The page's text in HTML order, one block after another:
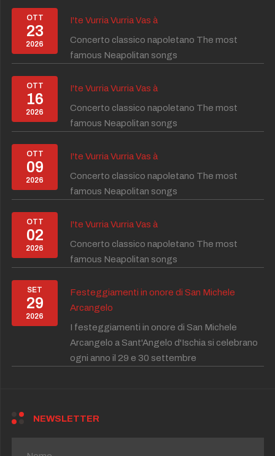
OTT
23
2026
I'te Vurria Vurria Vas à
Concerto classico napoletano The most
famous Neapolitan songs
OTT
16
2026
I'te Vurria Vurria Vas à
Concerto classico napoletano The most
famous Neapolitan songs
OTT
09
2026
I'te Vurria Vurria Vas à
Concerto classico napoletano The most
famous Neapolitan songs
OTT
02
2026
I'te Vurria Vurria Vas à
Concerto classico napoletano The most
famous Neapolitan songs
SET
29
2026
Festeggiamenti in onore di San Michele
Arcangelo
I festeggiamenti in onore di San Michele
Arcangelo a Sant'Angelo d'Ischia si celebrano
ogni anno il 29 e 30 settembre
NEWSLETTER